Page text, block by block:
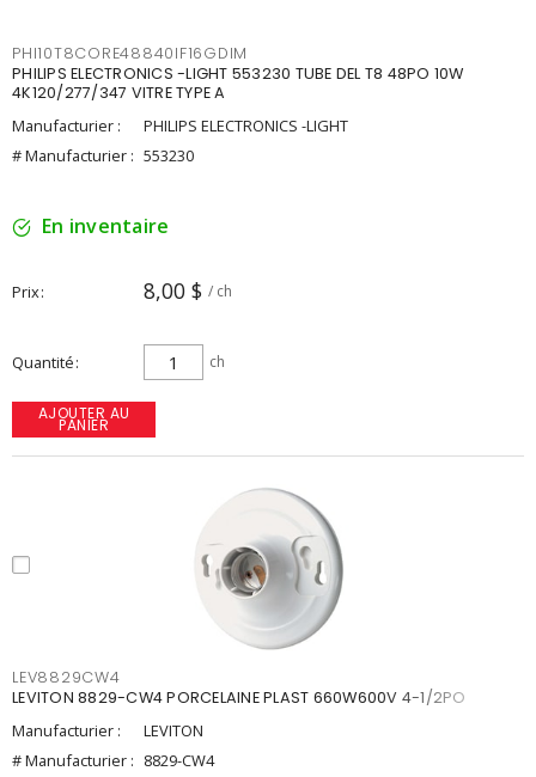
PHI10T8CORE48840IF16GDIM
PHILIPS ELECTRONICS -LIGHT 553230 TUBE DEL T8 48PO 10W
4K120/277/347 VITRE TYPE A
Manufacturier :
PHILIPS ELECTRONICS -LIGHT
# Manufacturier : 553230
En inventaire
Prix 8,00 $ / ch
Quantité ch
AJOUTER AU
PANIER
LEV8829CW4
LEVITON 8829-CW4 PORCELAINE PLAST 660W600V 4-1/2PO
Manufacturier :
LEVITON
# Manufacturier : 8829-CW4